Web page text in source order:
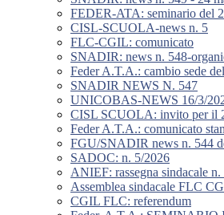
FEDER-ATA: seminario del
CISL-SCUOLA-news n. 5
FLC-CGIL: comunicato
SNADIR: news n. 548-
Feder A.T.A.: cambio sede
SNADIR NEWS N. 547
UNICOBAS-NEWS 16/3/
CISL SCUOLA: invito per il
Feder A.T.A.: comunicato
FGU/SNADIR news n. 544
SADOC: n. 5/2026
ANIEF: rassegna sindacale n.
Assemblea sindacale FLC
CGIL FLC: referendum